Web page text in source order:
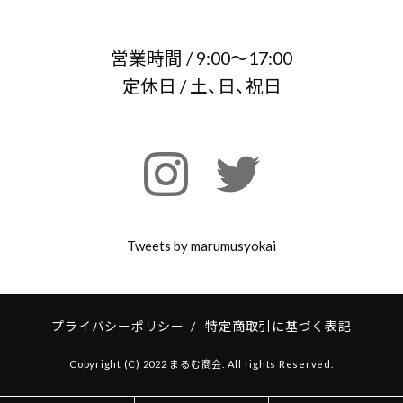
営業時間 / 9:00～17:00
定休日 / 土、日、祝日
Tweets by marumusyokai
プライバシーポリシー / 特定商取引に基づく表記
Copyright (C) 2022 まるむ商会. All rights Reserved.